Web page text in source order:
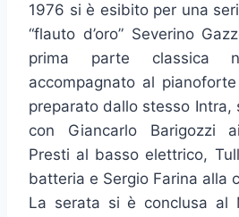
1976 si è esibito per una
“flauto d’oro” Severino
prima parte classica
accompagnato al
preparato dallo stesso Intra,
con Giancarlo Barigozzi
Presti al basso elettrico,
batteria e Sergio Farina alla
La serata si è conclusa al